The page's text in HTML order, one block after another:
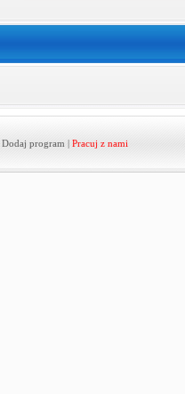
Dodaj program | Pracuj z nami